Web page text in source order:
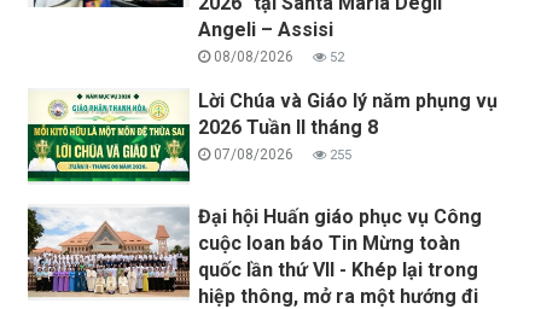
Angeli – Assisi
08/08/2026 52
Lời Chúa và Giáo lý năm phụng vụ
2026 Tuần II tháng 8
07/08/2026 255
Đại hội Huấn giáo phục vụ Công
cuộc loan báo Tin Mừng toàn
quốc lần thứ VII - Khép lại trong
hiệp thông, mở ra một hướng đi